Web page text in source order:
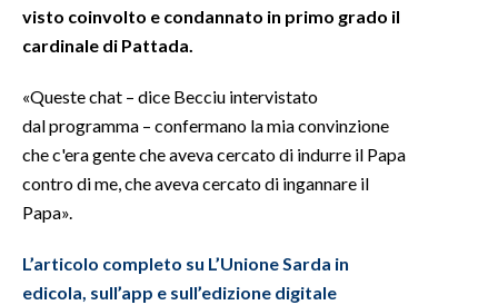
visto coinvolto e condannato in primo grado il
cardinale di Pattada.
«Queste chat – dice Becciu intervistato
dal programma – confermano la mia convinzione
che c'era gente che aveva cercato di indurre il Papa
contro di me, che aveva cercato di ingannare il
Papa».
L’articolo completo su L’Unione Sarda in
edicola, sull’app e sull’edizione digitale